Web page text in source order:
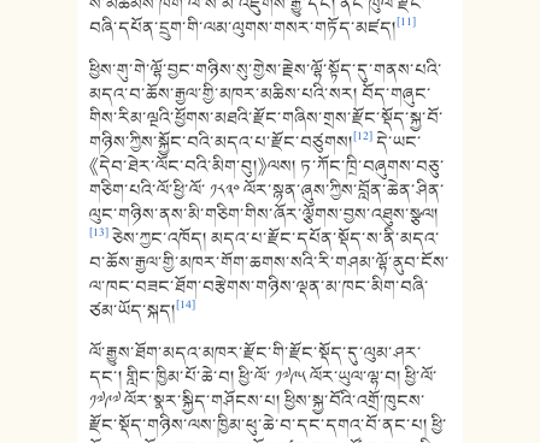
བཞི་དཔོན་དྲུག་གི་ལམ་ལུགས་གསར་གཏོད་མཛད།[11]
ཕྱིས་གུ་གེ་ལྷོ་བྱང་གཉིས་སུ་གྱེས་རྗེས་ལྷོ་སྟོད་དུ་གནས་པའི་
མདའ་བ་ཆོས་རྒྱལ་གྱི་མཁར་མཆིས་པའི་སར། བོད་གཞུང་
གིས་རིམ་ལྔའི་ཕྱོགས་མཐའི་རྫོང་གཞིས་གྲས་རྫོང་སྡོད་སྐྱ་བོ་
གཉིས་ཀྱིས་སྐྱོང་བའི་མདའ་པ་རྫོང་བཙུགས།[12]དེ་ཡང་
《དེབ་ཐེར་ལོང་བའི་མིག་བུ།》ལས། ཏ་ཀོང་ཁྲི་བཞུགས་བཅུ་
གཅིག་པའི་ལོ་ཕྱི་ལོ་ ༡༨༣༠ ལོར་སྙན་ཞུས་ཀྱིས་བློན་ཆེན་ཤིན་
ལུང་གཉིས་ནས་མི་གཅིག་གིས་ཞོར་ལྕོགས་བྱས་འཐུས་སྩལ།
[13]ཅེས་ཀྱང་འཁོད། མདའ་པ་རྫོང་དཔོན་སྡོད་ས་ནི་མདའ་
བ་ཆོས་རྒྱལ་གྱི་མཁར་གོག་ཆགས་སའི་རི་གཤམ་ལྷོ་ནུབ་ངོས་
ལ་ཁང་བཟང་ཐོག་བརྩེགས་གཉིས་ལྡན་མ་ཁང་མིག་བཞི་
ཙམ་ཡོད་སྐད།[14]
ལོ་རྒྱུས་ཐོག་མདའ་མཁར་རྫོང་གི་རྫོང་སྡོད་དུ་ལུམ་ཤར་
དང་། གླིང་ཁྱིམ་པོ་ཆེ་བ། ཕྱི་ལོ་ ༡༧༩༥ ལོར་ཡུལ་ལྷ་བ། ཕྱི་ལོ་
༡༧༩༧ ལོར་སྣར་སྐྱིད་གཤོངས་པ། ཕྱིས་སྐྱ་བོའི་འགྲོ་ཁུངས་
རྫོང་སྡོད་གཉིས་ལས་ཁྱིམ་ཕུ་ཆེ་བ་དང་དགའ་བོ་ནང་པ། ཕྱི་